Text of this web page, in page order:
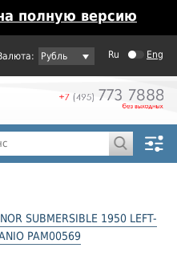
полную версию
Рубль Ru Eng
SUBMERSIBLE 1950 LEFT-
PAM00569